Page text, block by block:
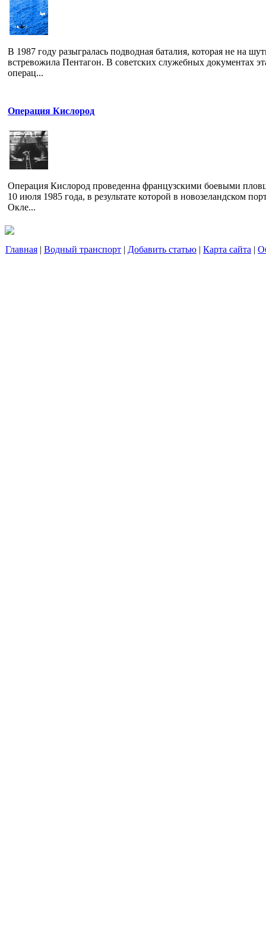
В 1987 году разыгралась подводная баталия, которая не на
встревожила Пентагон. В советских служебных документах
операц...
Операция Кислород
Операция Кислород проведенна французскими боевыми
10 июля 1985 года, в результате которой в новозеландском
Окле...
Главная | Водный транспорт | Добавить статью | Карта сайта |